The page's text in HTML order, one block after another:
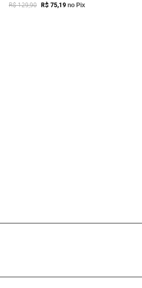
R$ 129,90 R$ 75,19 no Pix